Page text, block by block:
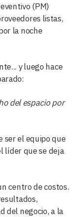
(PM)
listas,
la noche
y luego hace
del espacio por
ser el equipo que
líder que se deja
centro de costos.
del negocio, a la